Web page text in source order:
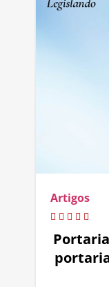
Artigos